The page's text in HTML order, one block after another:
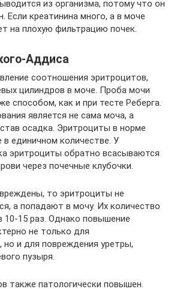
из организма, потому что он
Если креатинина много, а в моче
на плохую фильтрацию почек.
Аддиса
соотношения эритроцитов,
цилиндров в моче. Проба мочи
способом, как и при тесте Реберга.
является не сама моча, а
осадка. Эритроциты в норме
единичном количестве. У
эритроциты обратно всасываются
через почечные клубочки.
то эритроциты не
а попадают в мочу. Их количество
10-15 раз. Однако повышение
не только для
но и для повреждения уретры,
пузыря.
также патологически повышен.